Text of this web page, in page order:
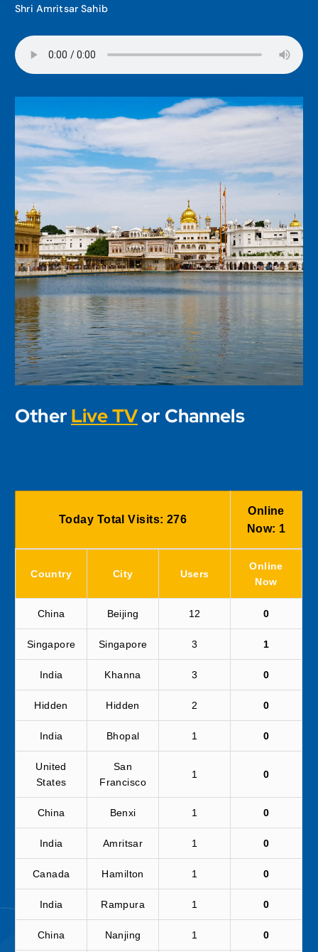
Shri Amritsar Sahib
Other Live TVor Channels
Today Total Visits: 276
Online
Now: 1
Country City Users
Online
Now
China Beijing 12 0
Singapore Singapore 3 1
India Khanna 3 0
Hidden Hidden 2 0
India Bhopal 1 0
United
States
San
Francisco
1 0
China Benxi 1 0
India Amritsar 1 0
Canada Hamilton 1 0
India Rampura 1 0
China Nanjing 1 0